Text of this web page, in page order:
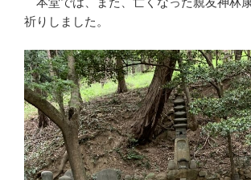
祈りしました。